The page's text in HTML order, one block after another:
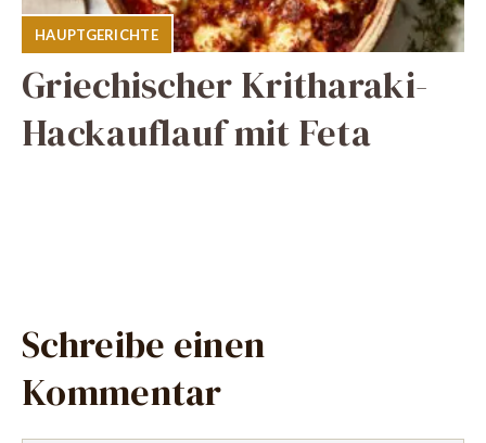
HAUPTGERICHTE
Griechischer Kritharaki-
Hackauflauf mit Feta
Schreibe einen
Kommentar